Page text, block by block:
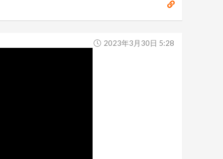
2023年3月30日 5:28